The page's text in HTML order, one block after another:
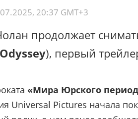
20:37 GMT+3
продолжает
), первый
«Мира Юрского
Universal Pictures начала